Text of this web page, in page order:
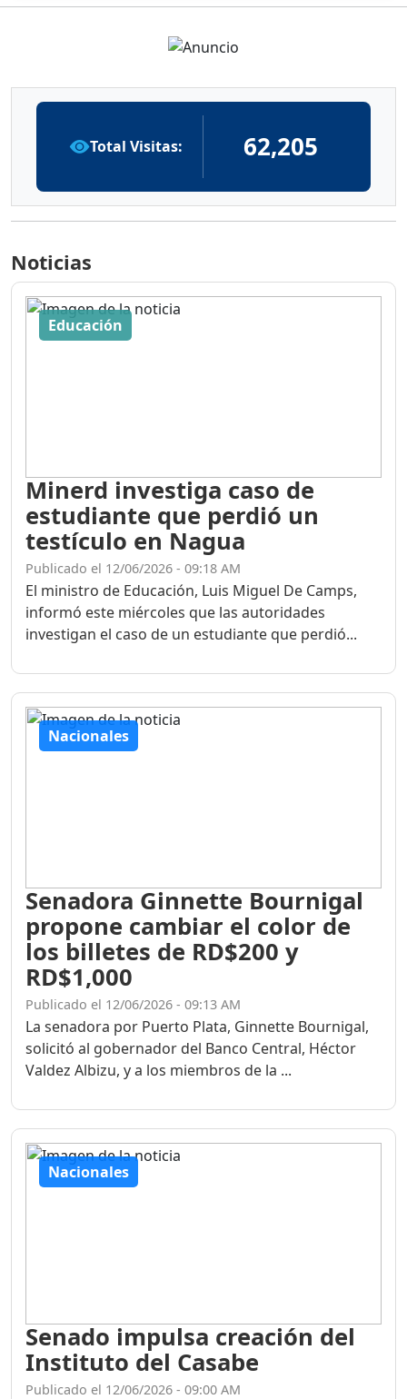
Total Visitas: 62,205
Noticias
Educación
Minerd investiga caso de
estudiante que perdió un
testículo en Nagua
Publicado el 12/06/2026 - 09:18 AM
El ministro de Educación, Luis Miguel De Camps,
informó este miércoles que las autoridades
investigan el caso de un estudiante que perdió...
Nacionales
Senadora Ginnette Bournigal
propone cambiar el color de
los billetes de RD$200 y
RD$1,000
Publicado el 12/06/2026 - 09:13 AM
La senadora por Puerto Plata, Ginnette Bournigal,
solicitó al gobernador del Banco Central, Héctor
Valdez Albizu, y a los miembros de la ...
Nacionales
Senado impulsa creación del
Instituto del Casabe
Publicado el 12/06/2026 - 09:00 AM